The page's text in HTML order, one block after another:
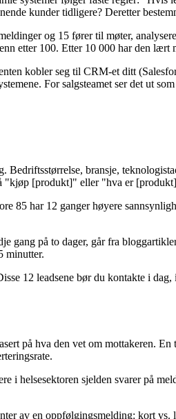
kunder tidligere? Deretter
og 15 fører til møter,
etter 100. Etter 10 000 har den lært
kobler seg til CRM-et ditt
For salgsteamet ser det ut
bransje,
"kjøp [produkt]" eller "hva er
85 har 12 ganger høyere
gang på to dager, går fra
minutter.
12 leadsene bør du kontakte i
på hva den vet om mottakeren.
i helsesektoren sjelden svarer på
av en oppfølgingsmelding: kort